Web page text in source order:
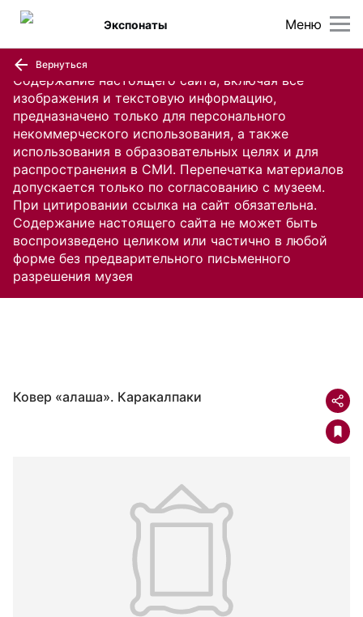
Содержание настоящего сайта, включая все
изображения и текстовую информацию,
предназначено только для персонального
некоммерческого использования, а также
использования в образовательных целях и для
распространения в СМИ. Перепечатка материалов
допускается только по согласованию с музеем.
При цитировании ссылка на сайт обязательна.
Содержание настоящего сайта не может быть
воспроизведено целиком или частично в любой
форме без предварительного письменного
разрешения музея
Меню
Экспонаты
Вернуться
Ковер «алаша». Каракалпаки